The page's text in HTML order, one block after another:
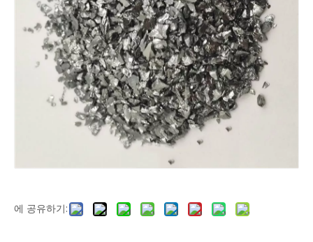
에 공유하기: